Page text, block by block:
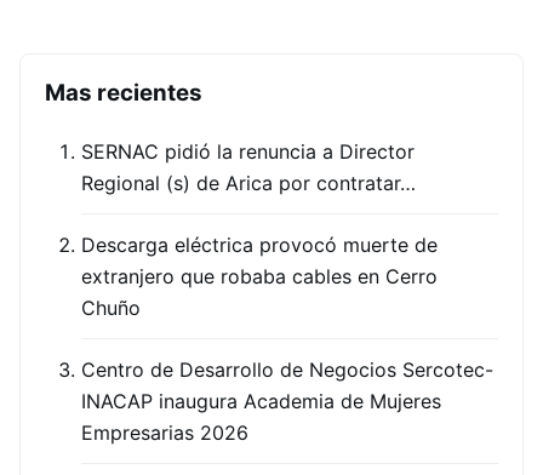
Mas recientes
SERNAC pidió la renuncia a Director
Regional (s) de Arica por contratar…
Descarga eléctrica provocó muerte de
extranjero que robaba cables en Cerro
Chuño
Centro de Desarrollo de Negocios Sercotec-
INACAP inaugura Academia de Mujeres
Empresarias 2026